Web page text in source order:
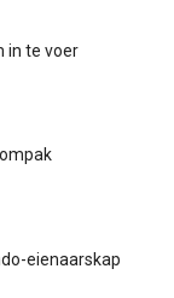
in te voer
eienaarskap